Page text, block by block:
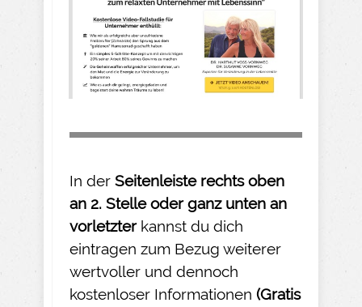
In der Seitenleiste rechts oben
an 2. Stelle oder ganz unten an
vorletzter kannst du dich
eintragen zum Bezug weiterer
wertvoller und dennoch
kostenloser Informationen (Gratis